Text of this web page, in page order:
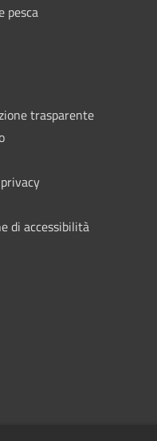
pesca
trasparente
di accessibilità